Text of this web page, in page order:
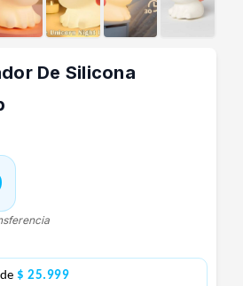
De Silicona
de $ 25.999